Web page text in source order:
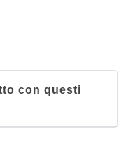
con questi